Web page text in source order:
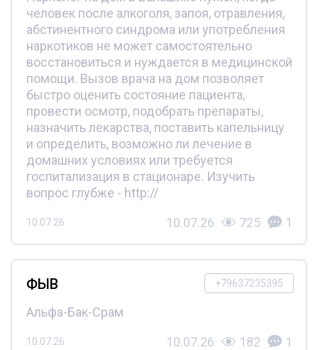
человек после алкоголя, запоя, отравления,
абстинентного синдрома или употребления
наркотиков не может самостоятельно
восстановиться и нуждается в медицинской
помощи. Вызов врача на дом позволяет
быстро оценить состояние пациента,
провести осмотр, подобрать препараты,
назначить лекарства, поставить капельницу
и определить, возможно ли лечение в
домашних условиях или требуется
госпитализация в стационаре. Изучить
вопрос глубже - http://
10.07.26 10.07.26 725 1
+79637235395
ФЫВ
Альфа-Бак-Срам
10.07.26 10.07.26 182 1